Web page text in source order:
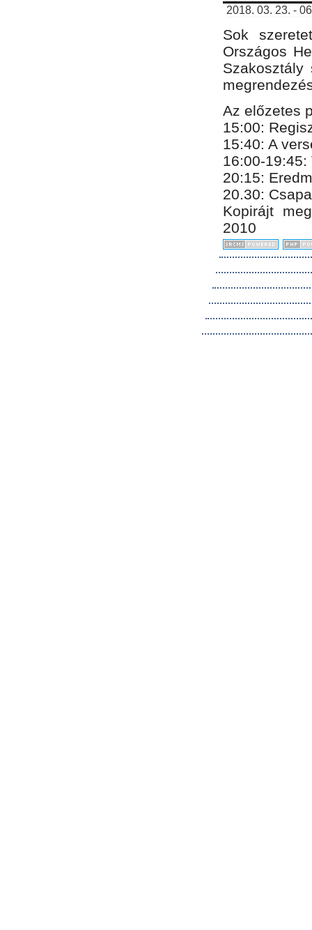
2018. 03. 23. -
Sok
Országos
Az előzetes
15:00:
15:40: A
16:00-19:45:
20:​15​:
​20.30:
Kopirájt
2010